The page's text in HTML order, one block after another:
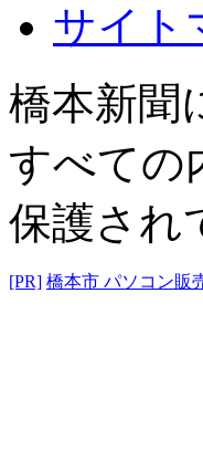
サイト
橋本新聞
すべての
保護され
[PR] 橋本市 パソコン販